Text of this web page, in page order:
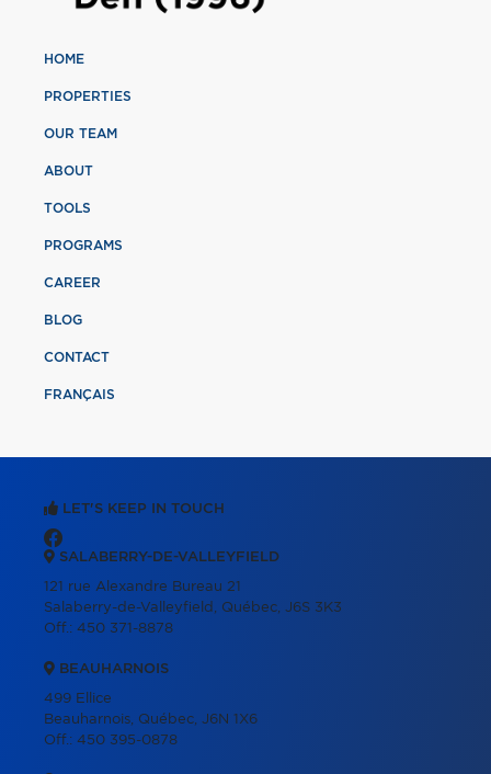
HOME
PROPERTIES
OUR TEAM
ABOUT
TOOLS
PROGRAMS
CAREER
BLOG
CONTACT
FRANÇAIS
LET'S KEEP IN TOUCH
SALABERRY-DE-VALLEYFIELD
121 rue Alexandre Bureau 21
Salaberry-de-Valleyfield, Québec, J6S 3K3
Off.: 450 371-8878
BEAUHARNOIS
499 Ellice
Beauharnois, Québec, J6N 1X6
Off.: 450 395-0878